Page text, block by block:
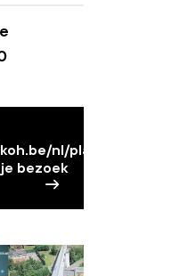
nl/plan-
bezoek